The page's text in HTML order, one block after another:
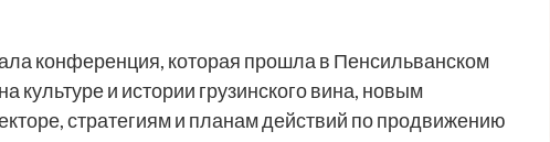
конференция, которая прошла в Пенсильванском
и истории грузинского вина, новым
стратегиям и планам действий по продвижению